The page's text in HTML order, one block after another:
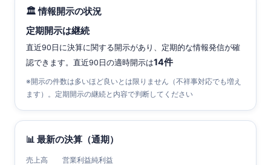
🏛 情報開示の状況
定期開示は継続
直近90日に決算に関する開示があり、定期的な情報発信が確
認できます。直近90日の適時開示は14件
※開示の件数は多いほど良いとは限りません（不祥事対応でも増え
ます）。定期開示の継続と内容で判断してください
📊 最新の決算（通期）
売上高 営業利益純利益